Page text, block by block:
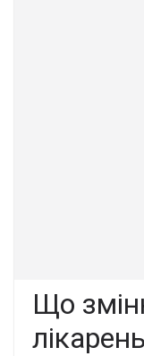
Що
лікарень